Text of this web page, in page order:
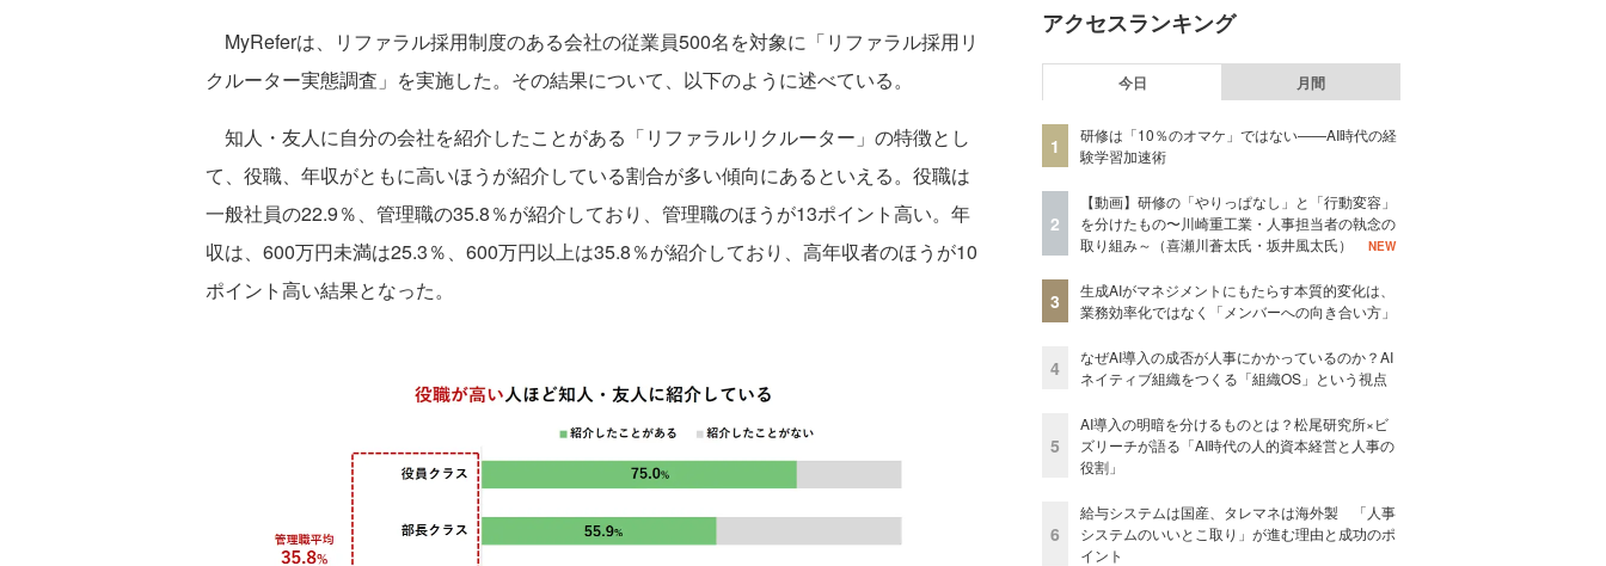
MyReferは、リファラル採用制度のある会社の従業員500名を対象に「リファラル採用リ
クルーター実態調査」を実施した。その結果について、以下のように述べている。
知人・友人に自分の会社を紹介したことがある「リファラルリクルーター」の特徴とし
て、役職、年収がともに高いほうが紹介している割合が多い傾向にあるといえる。役職は
一般社員の22.9％、管理職の35.8％が紹介しており、管理職のほうが13ポイント高い。年
収は、600万円未満は25.3％、600万円以上は35.8％が紹介しており、高年収者のほうが10
ポイント高い結果となった。
アクセスランキング
今日 月間
1
研修は「10％のオマケ」ではない——AI時代の経
験学習加速術
2
【動画】研修の「やりっぱなし」と「行動変容」
を分けたもの〜川崎重工業・人事担当者の執念の
取り組み～（喜瀬川蒼太氏・坂井風太氏）
NEW
3
生成AIがマネジメントにもたらす本質的変化は、
業務効率化ではなく「メンバーへの向き合い方」
4
なぜAI導入の成否が人事にかかっているのか？AI
ネイティブ組織をつくる「組織OS」という視点
5
AI導入の明暗を分けるものとは？松尾研究所×ビ
ズリーチが語る「AI時代の人的資本経営と人事の
役割」
6
給与システムは国産、タレマネは海外製 「人事
システムのいいとこ取り」が進む理由と成功のポ
イント